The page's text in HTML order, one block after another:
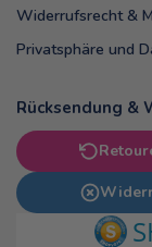
Widerrufsrecht &
Privatsphäre und
Rücksendung &